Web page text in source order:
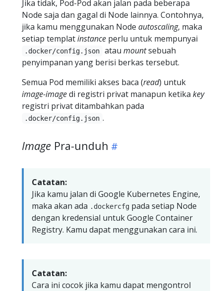
Jika tidak, Pod-Pod akan jalan pada beberapa
Node saja dan gagal di Node lainnya. Contohnya,
jika kamu menggunakan Node autoscaling, maka
setiap templatinstance perlu untuk mempunyai
.docker/config.json atau mountsebuah
penyimpanan yang berisi berkas tersebut.
Semua Pod memiliki akses baca (read) untuk
image-imagedi registri privat manapun ketika key
registri privat ditambahkan pada
.docker/config.json .
Image Pra-unduh
Catatan:
Jika kamu jalan di Google Kubernetes Engine,
maka akan ada .dockercfg pada setiap Node
dengan kredensial untuk Google Container
Registry. Kamu dapat menggunakan cara ini.
Catatan:
Cara ini cocok jika kamu dapat mengontrol